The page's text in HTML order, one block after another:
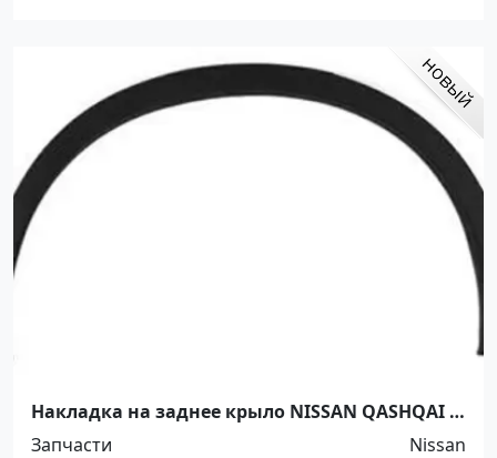
Накладка на заднее крыло NISSAN QASHQAI /
DUALIS 06-14 (R+L) Краснодар
Запчасти
Nissan